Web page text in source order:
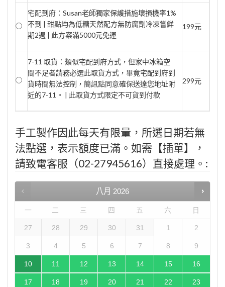
宅配到府：Susan老師獨家保護措施壞損機率1%
不到 | 甜點均為低糖天然配方無防腐劑冷凍嘗鮮
期2週 | 此方案滿5000元免運
199元
7-11 取貨：類似宅配到府方式，但家中冰箱空
間不足者請務必選此取貨方式，畢竟宅配到府到
貨時間無法控制，簡訊點同意確保送達您地址附
近的7-11。 | 此取貨方式限定不可貨到付款
299元
手工製作因此每天有限量，所選日期若無
法點選，表示額度已滿。如需【插單】，
請致電客服（02-27945616）直接處理。:
八月 2026
一 二 三 四 五 六 日
27 28 29 30 31 1 2
3 4 5 6 7 8 9
10 11 12 13 14 15 16
17 18 19 20 21 22 23